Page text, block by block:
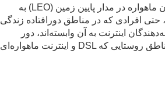
در مدار پایین زمین (LEO) به
حتی افرادی که در مناطق دورافتاده زندگی
اینترنت به آن وابسته‌اند، دور
روستایی که DSL و اینترنت ماهواره‌ای